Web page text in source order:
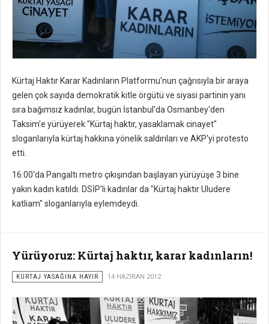
Kürtaj Haktır Karar Kadınların Platformu'nun çağrısıyla bir araya
gelen çok sayıda demokratik kitle örgütü ve siyasi partinin yanı
sıra bağımsız kadınlar, bugün İstanbul'da Osmanbey'den
Taksim'e yürüyerek "Kürtaj haktır, yasaklamak cinayet"
sloganlarıyla kürtaj hakkına yönelik saldırıları ve AKP'yi protesto
etti.
16:00'da Pangaltı metro çıkışından başlayan yürüyüşe 3 bine
yakın kadın katıldı. DSİP'li kadınlar da "Kürtaj haktır Uludere
katliam" sloganlarıyla eylemdeydi.
Yürüyoruz: Kürtaj haktır, karar kadınların!
KÜRTAJ YASAĞINA HAYIR 14 HAZIRAN 2012